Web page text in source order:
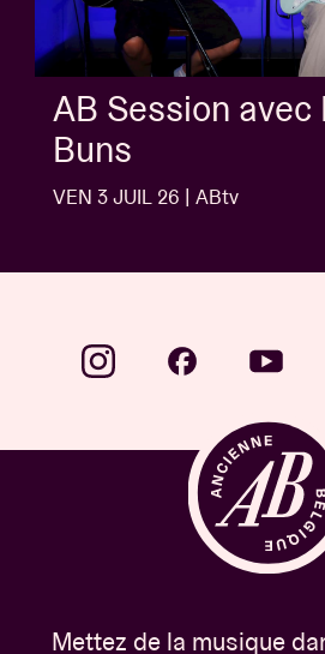
AB Session avec
Buns
VEN 3 JUIL 26 | ABtv
Mettez de la musique